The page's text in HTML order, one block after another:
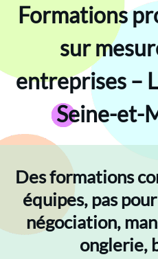
Formations
sur
entreprises –
Seine-et-
Des formations
équipes, pas
négociation,
onglerie,